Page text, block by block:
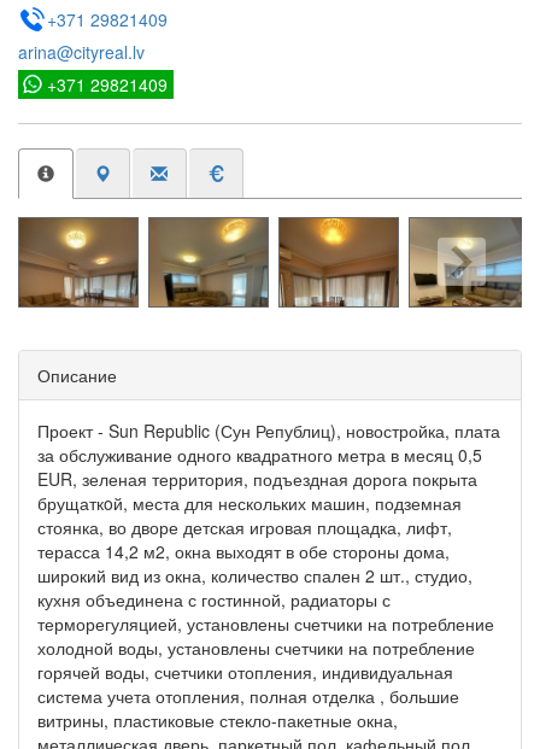
+371 29821409
arina@cityreal.lv
+371 29821409
Описание
Проект - Sun Republic (Сун Републиц), новостройка, плата
за обслуживание одного квадратного метра в месяц 0,5
EUR, зеленая территория, подъездная дорога покрыта
брущаткoй, места для нескольких машин, подземная
стоянка, во дворе детская игровая площадка, лифт,
терасса 14,2 м2, окна выходят в обе стороны дома,
широкий вид из окна, количество спален 2 шт., студио,
кухня объединена с гостинной, радиаторы с
терморегуляцией, установлены счетчики на потребление
холодной воды, установлены счетчики на потребление
горячей воды, счетчики отопления, индивидуальная
система учета отопления, полная отделка , большие
витрины, пластиковые стекло-пакетные окна,
металлическая дверь, паркетный пол, кафельный пол,